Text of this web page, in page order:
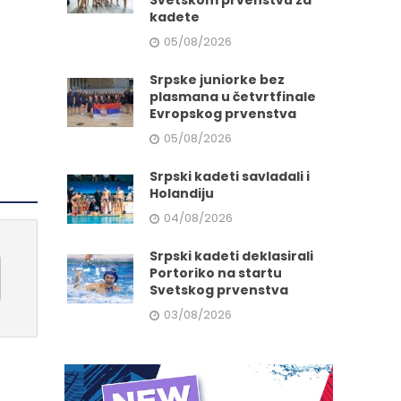
kadete
05/08/2026
Srpske juniorke bez
plasmana u četvrtfinale
Evropskog prvenstva
05/08/2026
Srpski kadeti savladali i
Holandiju
04/08/2026
Srpski kadeti deklasirali
Portoriko na startu
Svetskog prvenstva
03/08/2026